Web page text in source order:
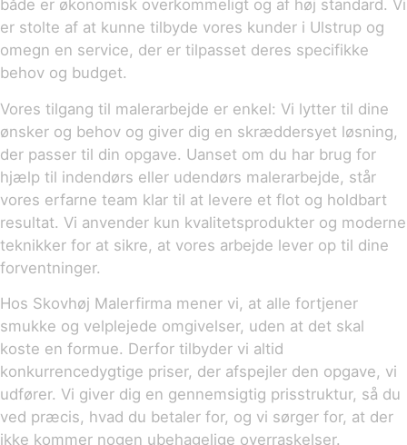
både er økonomisk overkommeligt og af høj standard. Vi
er stolte af at kunne tilbyde vores kunder i Ulstrup og
omegn en service, der er tilpasset deres specifikke
behov og budget.
Vores tilgang til malerarbejde er enkel: Vi lytter til dine
ønsker og behov og giver dig en skræddersyet løsning,
der passer til din opgave. Uanset om du har brug for
hjælp til indendørs eller udendørs malerarbejde, står
vores erfarne team klar til at levere et flot og holdbart
resultat. Vi anvender kun kvalitetsprodukter og moderne
teknikker for at sikre, at vores arbejde lever op til dine
forventninger.
Hos Skovhøj Malerfirma mener vi, at alle fortjener
smukke og velplejede omgivelser, uden at det skal
koste en formue. Derfor tilbyder vi altid
konkurrencedygtige priser, der afspejler den opgave, vi
udfører. Vi giver dig en gennemsigtig prisstruktur, så du
ved præcis, hvad du betaler for, og vi sørger for, at der
ikke kommer nogen ubehagelige overraskelser.